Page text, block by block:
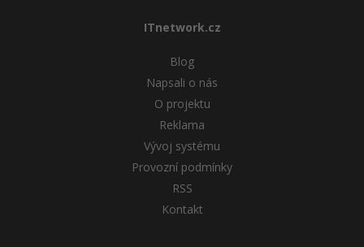
ITnetwork.cz
Blog
Napsali o nás
O projektu
Reklama
Vývoj systému
Provozní podmínky
RSS
Kontakt